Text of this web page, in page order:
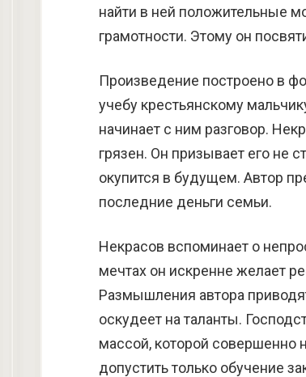
найти в ней положительные
грамотности. Этому он
Произведение построено в
учебу крестьянскому
начинает с ним разговор.
грязен. Он призывает его не
окупится в будущем. Автор
последние деньги семьи.
Некрасов вспоминает о
мечтах он искренне желает
Размышления автора
оскудеет на таланты.
массой, которой совершенно
допустить только обучение